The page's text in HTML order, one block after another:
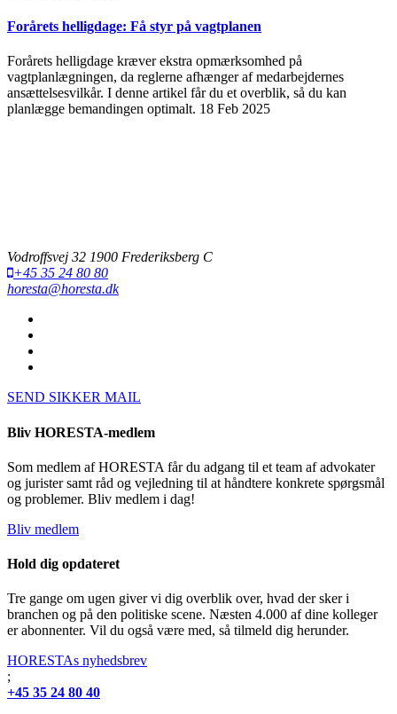
Forårets helligdage: Få styr på vagtplanen
Forårets helligdage kræver ekstra opmærksomhed på
vagtplanlægningen, da reglerne afhænger af medarbejdernes
ansættelsesvilkår. I denne artikel får du et overblik, så du kan
planlægge bemandingen optimalt. 18 Feb 2025
Vodroffsvej 32 1900 Frederiksberg C
+45 35 24 80 80
horesta@horesta.dk
SEND SIKKER MAIL
Bliv HORESTA-medlem
Som medlem af HORESTA får du adgang til et team af advokater
og jurister samt råd og vejledning til at håndtere konkrete spørgsmål
og problemer. Bliv medlem i dag!
Bliv medlem
Hold dig opdateret
Tre gange om ugen giver vi dig overblik over, hvad der sker i
branchen og på den politiske scene. Næsten 4.000 af dine kolleger
er abonnenter. Vil du også være med, så tilmeld dig herunder.
HORESTAs nyhedsbrev
;
+45 35 24 80 40